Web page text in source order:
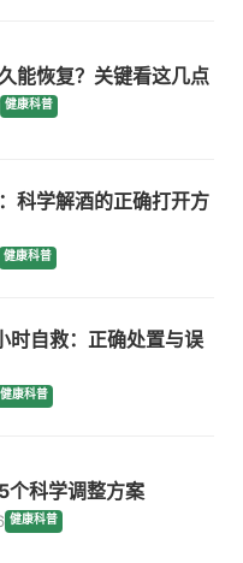
能恢复？关键看这几点
健康科普
科学解酒的正确打开方
健康科普
时自救：正确处置与误
健康科普
个科学调整方案
健康科普